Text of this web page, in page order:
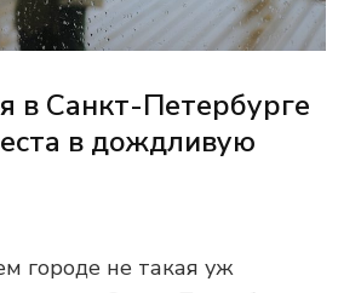
в Санкт-Петербурге
в дождливую
городе не такая уж